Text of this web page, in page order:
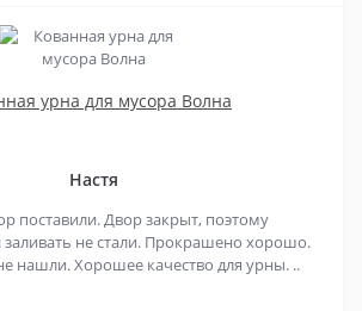
урна для мусора Волна
Настя
поставили. Двор закрыт, поэтому
заливать не стали. Прокрашено хорошо.
нашли. Хорошее качество для урны. ..